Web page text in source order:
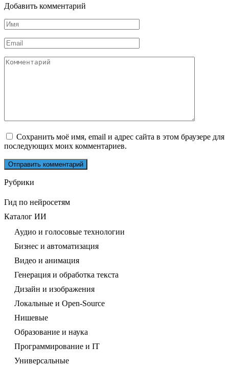
Добавить комментарий
Имя
*
Email
*
Комментарий
Сохранить моё имя, email и адрес сайта в этом браузере для
последующих моих комментариев.
Рубрики
Гид по нейросетям
Каталог ИИ
Аудио и голосовые технологии
Бизнес и автоматизация
Видео и анимация
Генерация и обработка текста
Дизайн и изображения
Локальные и Open-Source
Нишевые
Образование и наука
Программирование и IT
Универсальные